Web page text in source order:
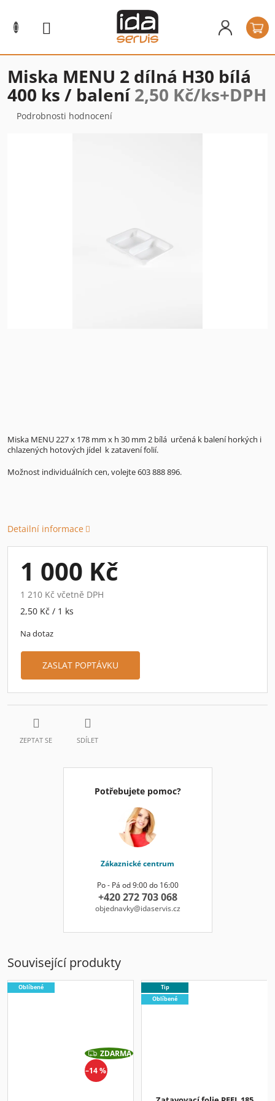
obsah
Miska MENU 2 dílná H30 bílá
400 ks / balení2,50 Kč/ks+DPH
Průměrné
Podrobnosti hodnocení
Miska MENU 227 x 178 mm x h 30 mm 2 bílá určená k balení horkých i
chlazených hotových jídel k zatavení folií.
Možnost individuálních cen, volejte 603 888 896.
Detailní informace
1 000 Kč
1 210 Kč včetně DPH
Měrná
2,50 Kč / 1 ks
Na dotaz
ZASLAT POPTÁVKU
ZEPTAT SE SDÍLET
Potřebujete pomoc?
Zákaznické centrum
Po - Pá od 9:00 do 16:00
+420 272 703 068
objednavky@idaservis.cz
Související produkty
Oblíbené
Z
D
A
R
ZDARMA
–14 %
Tip
Oblíbené